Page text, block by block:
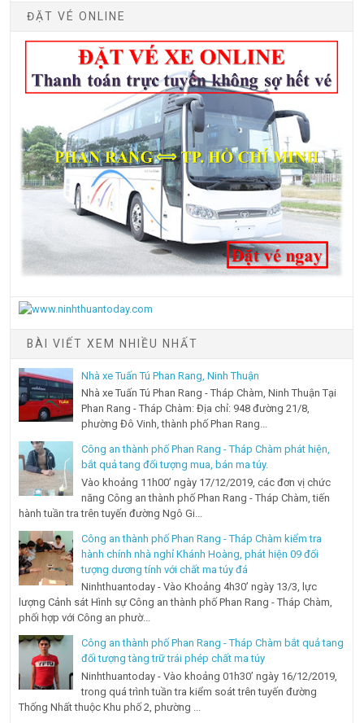
ĐẶT VÉ ONLINE
BÀI VIẾT XEM NHIỀU NHẤT
Nhà xe Tuấn Tú Phan Rang, Ninh Thuận
Nhà xe Tuấn Tú Phan Rang - Tháp Chàm, Ninh Thuận Tại
Phan Rang - Tháp Chàm: Địa chỉ: 948 đường 21/8,
phường Đô Vinh, thành phố Phan Rang...
Công an thành phố Phan Rang - Tháp Chàm phát hiện,
bắt quả tang đối tượng mua, bán ma túy.
Vào khoảng 11h00’ ngày 17/12/2019, các đơn vị chức
năng Công an thành phố Phan Rang - Tháp Chàm, tiến
hành tuần tra trên tuyến đường Ngô Gi...
Công an thành phố Phan Rang - Tháp Chàm kiểm tra
hành chính nhà nghỉ Khánh Hoàng, phát hiện 09 đối
tượng dương tính với chất ma túy đá
Ninhthuantoday - Vào Khoảng 4h30’ ngày 13/3, lực
lượng Cảnh sát Hình sự Công an thành phố Phan Rang - Tháp Chàm,
phối hợp với Công an phườ...
Công an thành phố Phan Rang - Tháp Chàm bắt quả tang
đối tượng tàng trữ trái phép chất ma túy
Ninhthuantoday - Vào khoảng 01h30’ ngày 16/12/2019,
trong quá trình tuần tra kiểm soát trên tuyến đường
Thống Nhất thuộc Khu phố 2, phường ...